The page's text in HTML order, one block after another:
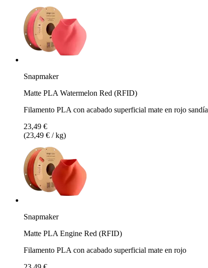
Snapmaker
Matte PLA Watermelon Red (RFID)
Filamento PLA con acabado superficial mate en rojo sandía
23,49 €
(23,49 € / kg)
Snapmaker
Matte PLA Engine Red (RFID)
Filamento PLA con acabado superficial mate en rojo